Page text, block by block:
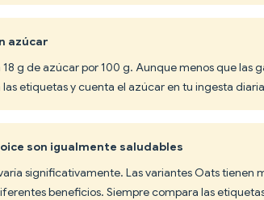
azúcar
g de azúcar por 100 g. Aunque menos que las
etiquetas y cuenta el azúcar en tu ingesta
son igualmente saludables
significativamente. Las variantes Oats tienen
beneficios. Siempre compara las